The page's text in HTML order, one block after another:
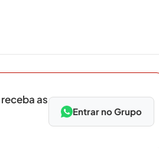
as
Entrar no Grupo